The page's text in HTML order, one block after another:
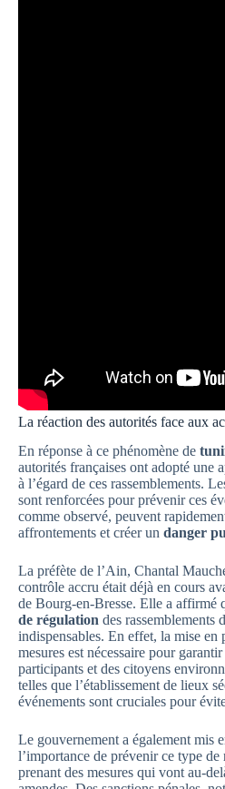
La réaction des autorités face aux
En réponse à ce phénomène de
autorités françaises ont adopté une
à l’égard de ces rassemblements.
sont renforcées pour prévenir ces
comme observé, peuvent
affrontements et créer un danger
La préfète de l’Ain, Chantal
contrôle accru était déjà en cours
de Bourg-en-Bresse. Elle a affirmé
de régulation des rassemblements
indispensables. En effet, la mise en
mesures est nécessaire pour
participants et des citoyens
telles que l’établissement de lieux
événements sont cruciales pour
Le gouvernement a également mis
l’importance de prévenir ce type de
prenant des mesures qui vont au-